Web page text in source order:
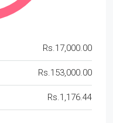
Rs.17,000.00
Rs.153,000.00
Rs.1,176.44